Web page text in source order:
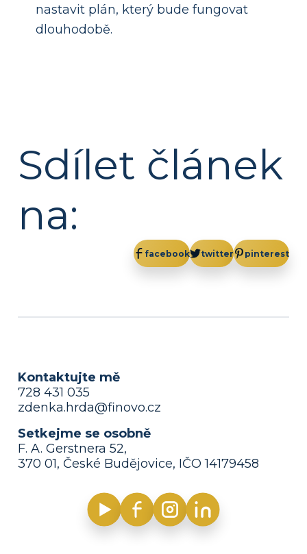
nastavit plán, který bude fungovat
dlouhodobě.
Sdílet článek
na:
facebook twitter pinterest
Kontaktujte mě
728 431 035
zdenka.hrda@finovo.cz
Setkejme se osobně
F. A. Gerstnera 52,
370 01, České Budějovice, IČO 14179458